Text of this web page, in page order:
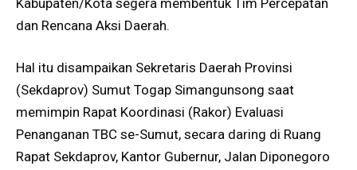
dan Rencana Aksi Daerah.
Hal itu disampaikan Sekretaris Daerah Provinsi
(Sekdaprov) Sumut Togap Simangunsong saat
memimpin Rapat Koordinasi (Rakor) Evaluasi
Penanganan TBC se-Sumut, secara daring di Ruang
Rapat Sekdaprov, Kantor Gubernur, Jalan Diponegoro